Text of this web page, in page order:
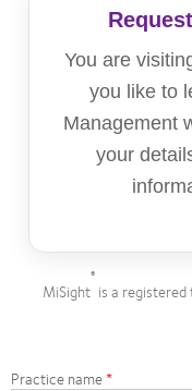
You are
you like to
Management
your
MiSight
®
is a registered
Practice name